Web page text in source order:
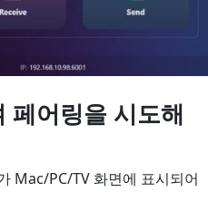
페어링을 시도해
Mac/PC/TV 화면에 표시되어